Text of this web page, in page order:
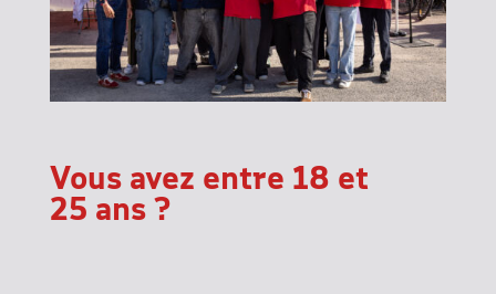
Vous avez entre 18 et
25 ans ?